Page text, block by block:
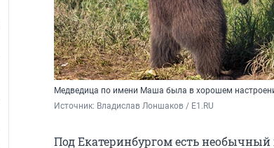
Медведица по имени Маша была в хорошем
Источник: Владислав Лоншаков / E1.RU
Под Екатеринбургом есть